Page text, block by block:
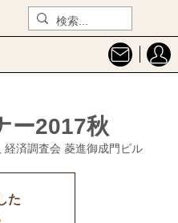
ー2017秋
経済調査会 菱進御成門ビル
た